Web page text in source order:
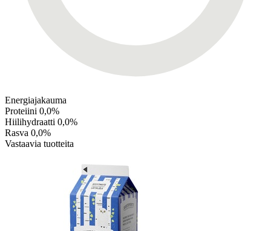
Energiajakauma
Proteiini 0,0%
Hiilihydraatti 0,0%
Rasva 0,0%
Vastaavia tuotteita